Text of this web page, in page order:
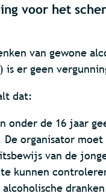
voor het
van gewone
er geen
dat:
onder de 16 jaar
De organisator
van de
kunnen
alcoholische